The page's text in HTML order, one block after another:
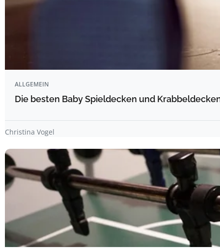
ALLGEMEIN
Die besten Baby Spieldecken und
Christina Vogel